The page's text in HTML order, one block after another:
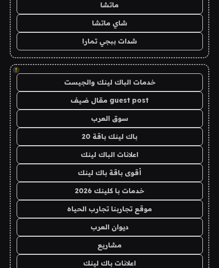
ماتشا
شاي ماتشا
شدات ببجي تمارا
!
خدمات الباك لينك والجيست
guest post مقال ضيف
سوق العرب
باك لينك باقة 20
اعلانات الباك لينك
أقوى باقة باك لينك
خدمات با كلينك 2026
موقع تجاربنا تجارب الحياه
ديوان العرب
مشاريع
اعلانات باك لينك